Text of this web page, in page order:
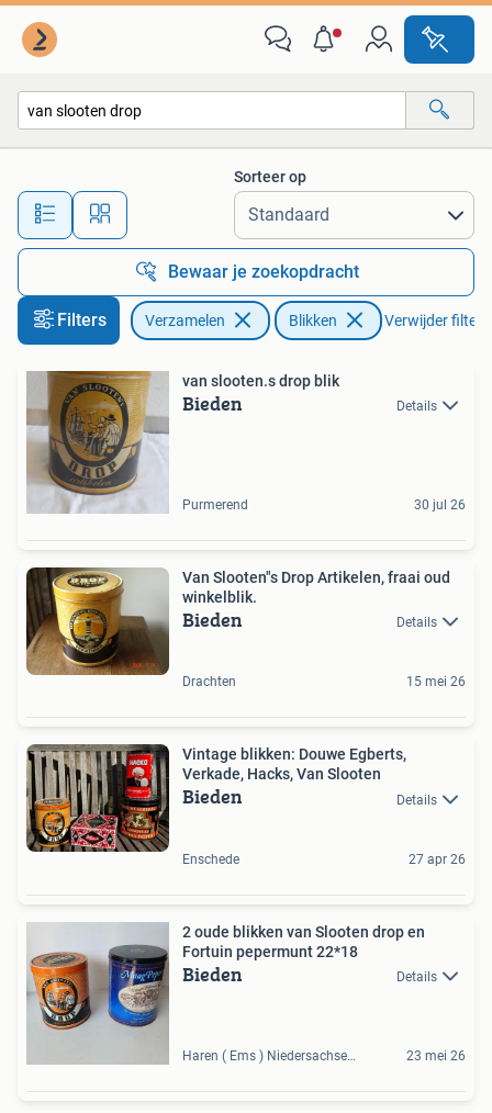
Alle afstanden…
Sorteer op
Bewaar je zoekopdracht
Filters Verzamelen Blikken Verwijder filters
van slooten.s drop blik
Bieden Details
Purmerend 30 jul 26
Van Slooten"s Drop Artikelen, fraai oud
winkelblik.
Bieden Details
Drachten 15 mei 26
Vintage blikken: Douwe Egberts,
Verkade, Hacks, Van Slooten
Bieden Details
Enschede 27 apr 26
2 oude blikken van Slooten drop en
Fortuin pepermunt 22*18
Bieden Details
Haren ( Ems ) Niedersachsen, DE 23 mei 26